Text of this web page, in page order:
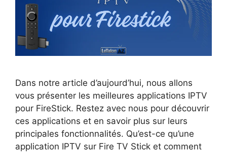
Dans notre article d’aujourd’hui, nous allons
vous présenter les meilleures applications IPTV
pour FireStick. Restez avec nous pour découvrir
ces applications et en savoir plus sur leurs
principales fonctionnalités. Qu’est-ce qu’une
application IPTV sur Fire TV Stick et comment